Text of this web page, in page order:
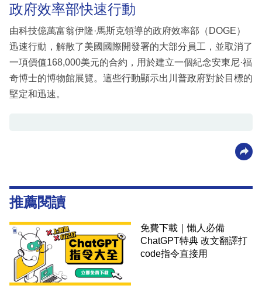
政府效率部快速行動
由科技億萬富翁伊隆·馬斯克領導的政府效率部（DOGE）
迅速行動，解散了美國國際開發署的大部分員工，並取消了
一項價值168,000美元的合約，用於建立一個紀念安東尼·福
奇博士的博物館展覽。這些行動顯示出川普政府對於目標的
堅定和迅速。
推薦閱讀
免費下載｜懶人必備
ChatGPT特典 改文翻譯打
code指令直接用